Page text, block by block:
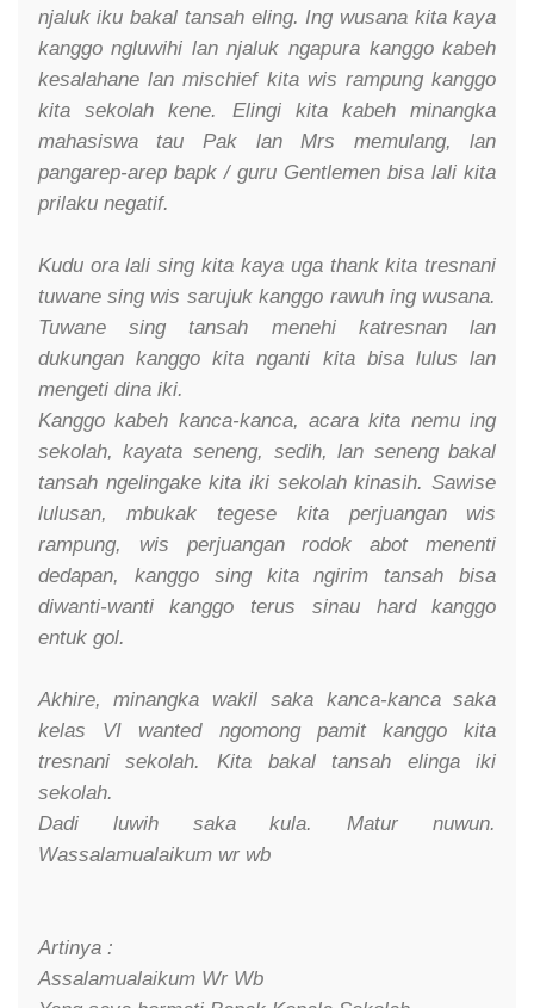
njaluk iku bakal tansah eling. Ing wusana kita kaya
kanggo ngluwihi lan njaluk ngapura kanggo kabeh
kesalahane lan mischief kita wis rampung kanggo
kita sekolah kene. Elingi kita kabeh minangka
mahasiswa tau Pak lan Mrs memulang, lan
pangarep-arep bapk / guru Gentlemen bisa lali kita
prilaku negatif.
Kudu ora lali sing kita kaya uga thank kita tresnani
tuwane sing wis sarujuk kanggo rawuh ing wusana.
Tuwane sing tansah menehi katresnan lan
dukungan kanggo kita nganti kita bisa lulus lan
mengeti dina iki.
Kanggo kabeh kanca-kanca, acara kita nemu ing
sekolah, kayata seneng, sedih, lan seneng bakal
tansah ngelingake kita iki sekolah kinasih. Sawise
lulusan, mbukak tegese kita perjuangan wis
rampung, wis perjuangan rodok abot menenti
dedapan, kanggo sing kita ngirim tansah bisa
diwanti-wanti kanggo terus sinau hard kanggo
entuk gol.
Akhire, minangka wakil saka kanca-kanca saka
kelas VI wanted ngomong pamit kanggo kita
tresnani sekolah. Kita bakal tansah elinga iki
sekolah.
Dadi luwih saka kula. Matur nuwun.
Wassalamualaikum wr wb
Artinya :
Assalamualaikum Wr Wb